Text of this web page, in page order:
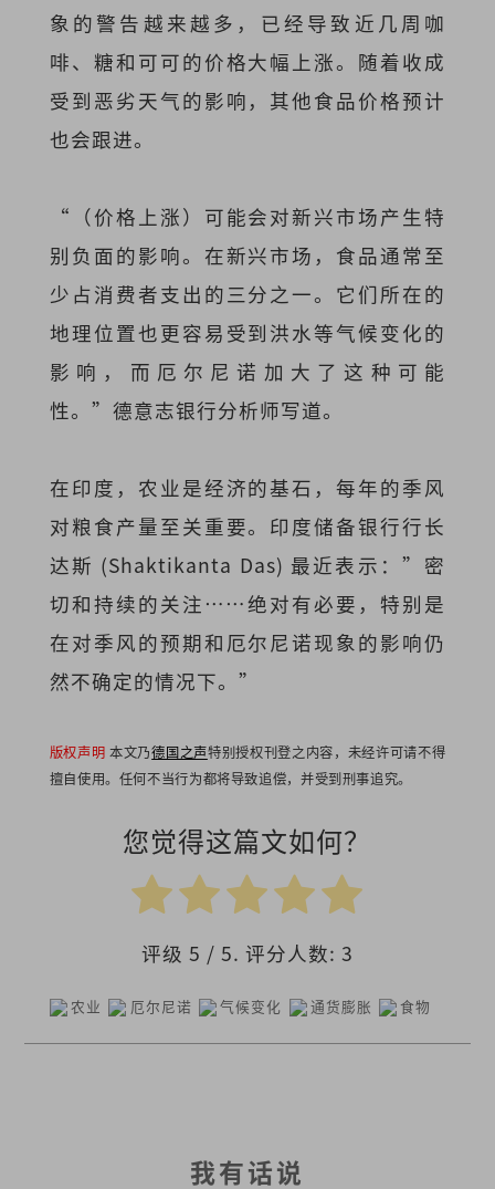
象的警告越来越多，已经导致近几周咖
啡、糖和可可的价格大幅上涨。随着收成
受到恶劣天气的影响，其他食品价格预计
也会跟进。
“（价格上涨）可能会对新兴市场产生特
别负面的影响。在新兴市场，食品通常至
少占消费者支出的三分之一。它们所在的
地理位置也更容易受到洪水等气候变化的
影响，而厄尔尼诺加大了这种可能
性。”德意志银行分析师写道。
在印度，农业是经济的基石，每年的季风
对粮食产量至关重要。印度储备银行行长
达斯 (Shaktikanta Das) 最近表示：”密
切和持续的关注……绝对有必要，特别是
在对季风的预期和厄尔尼诺现象的影响仍
然不确定的情况下。”
版权声明 本文乃德国之声特别授权刊登之内容，未经许可请不得
擅自使用。任何不当行为都将导致追偿，并受到刑事追究。
您觉得这篇文如何？
评级 5 / 5. 评分人数: 3
农业 厄尔尼诺 气候变化 通货膨胀 食物
我有话说